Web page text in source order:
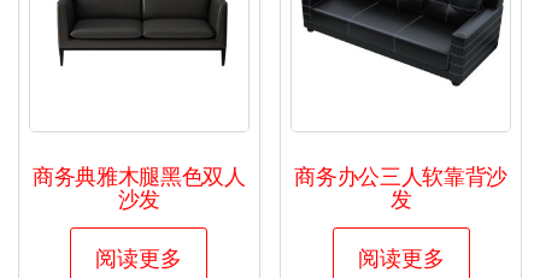
商务典雅木腿黑色双人
沙发
阅读更多
商务办公三人软靠背沙
发
阅读更多